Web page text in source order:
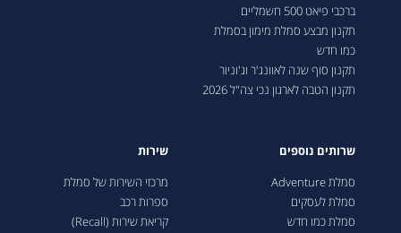
ברכבי פיאט 500 חשמליים
תקנון מבצע סמלת מימון בסמלת
כמו חדש
תקנון סוף שנה לאוונג'ר וג'וניור
תקנון הטבה לארגון נכי צה"ל 2026
שרותים נוספים
סמלת Adventure
סמלת לעסקים
סמלת כמו חדש
שירות
מרכזי השירות של סמלת
ספרות רכב
קריאת שירות (Recall)